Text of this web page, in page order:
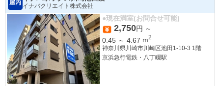
屋内
イナバクリエイト株式会社
●現在満室(お問合せ可能)
2,750円 ～
0.45 ～ 4.67 m2
神奈川県川崎市川崎区池田1-10-3 1階
京浜急行電鉄・八丁畷駅